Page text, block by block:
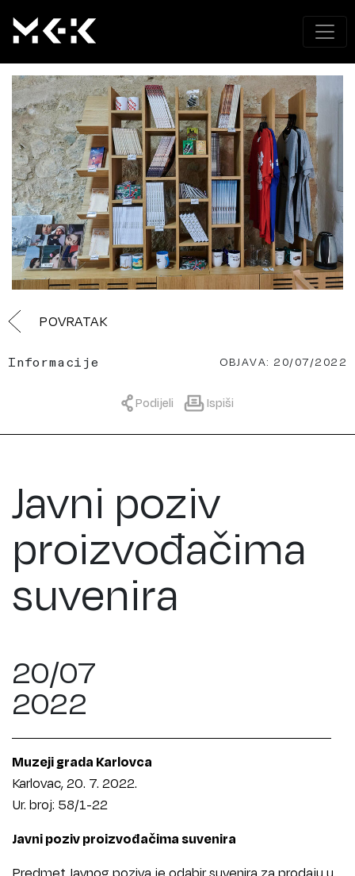
POVRATAK
Informacije OBJAVA: 20/07/2022
Podijeli Ispiši
Javni poziv
proizvođačima
suvenira
20/07
2022
Muzeji grada Karlovca
Karlovac, 20. 7. 2022.
Ur. broj: 58/1-22
Javni poziv proizvođačima suvenira